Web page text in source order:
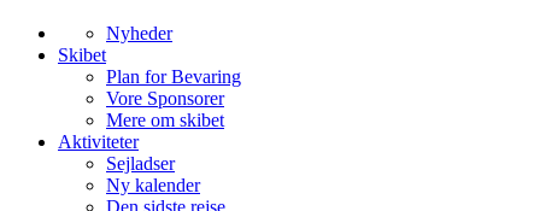
Nyheder
Skibet
Plan for Bevaring
Vore Sponsorer
Mere om skibet
Aktiviteter
Sejladser
Ny kalender
Den sidste rejse